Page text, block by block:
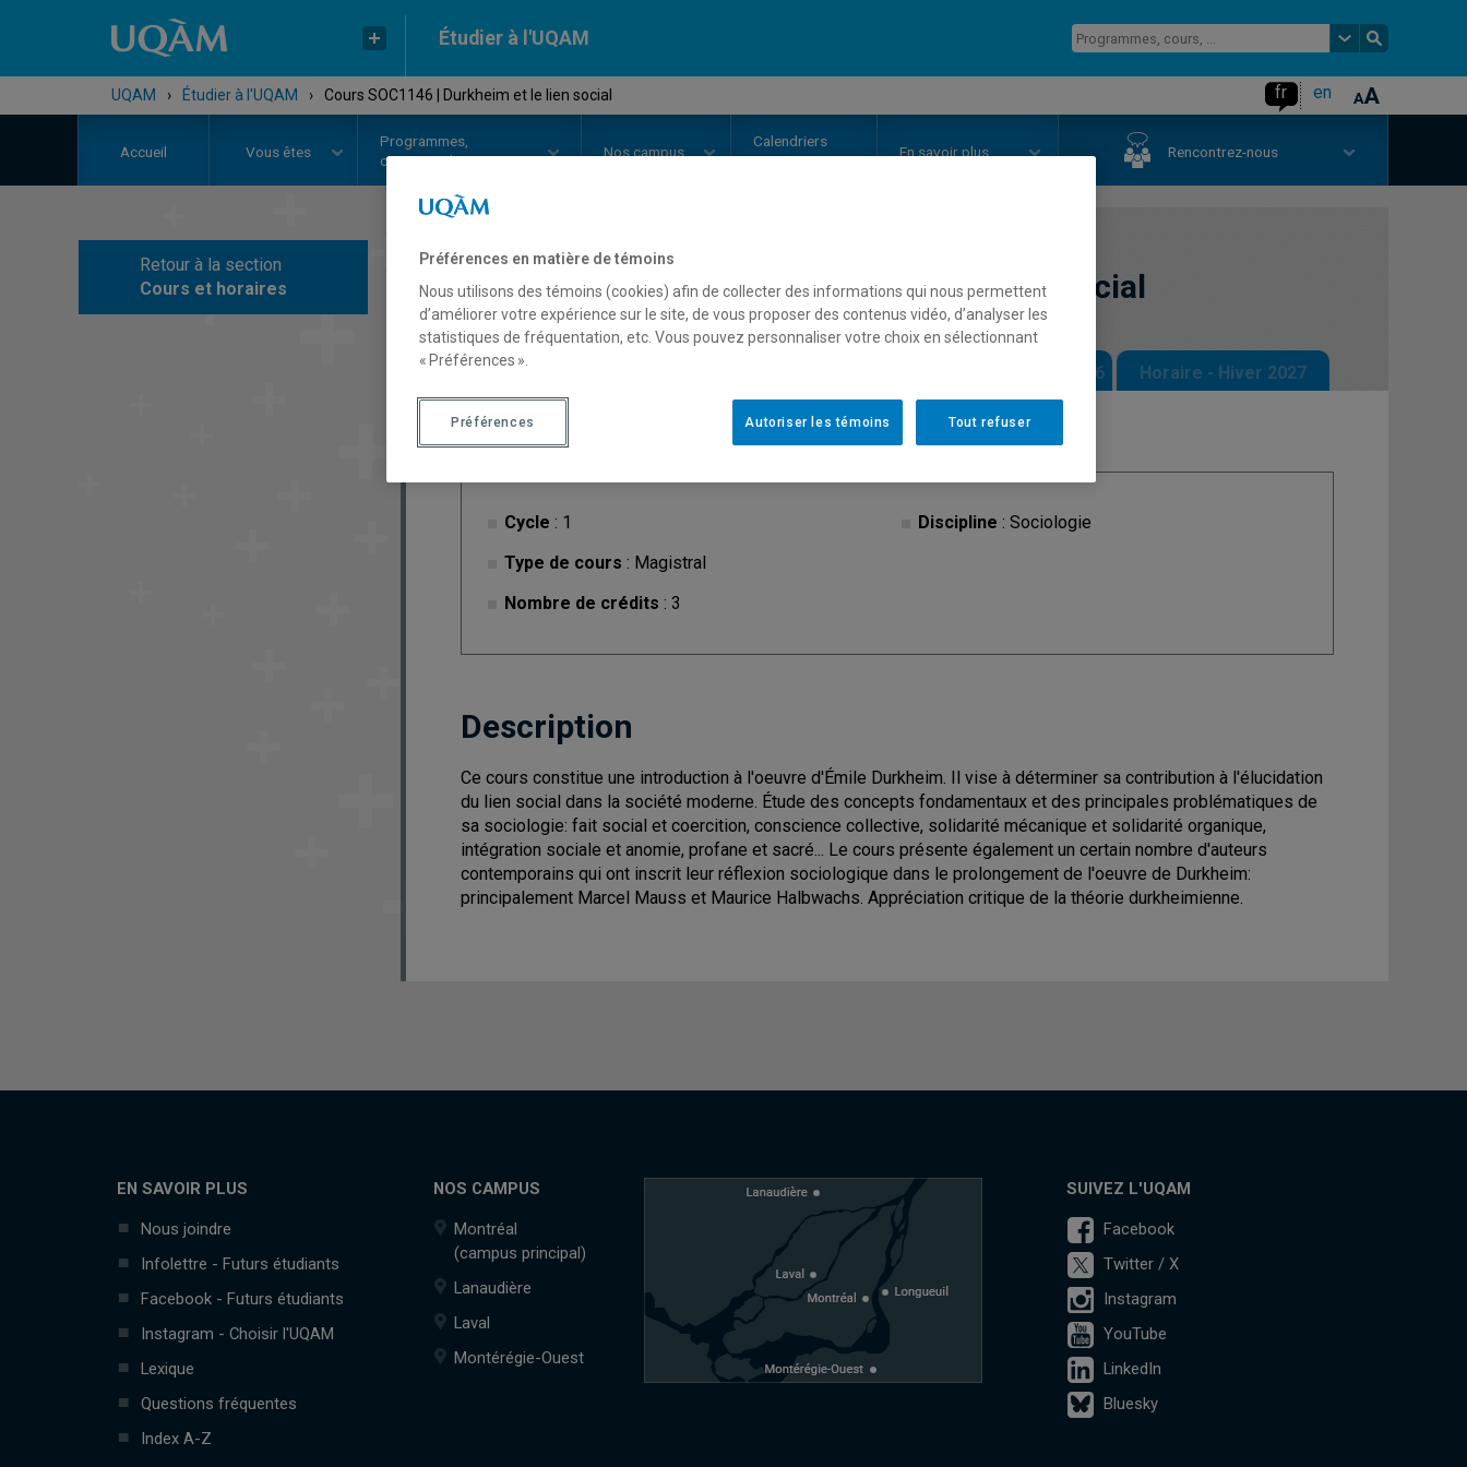
Étudier à l'UQAM
UQAM › Étudier à l'UQAM › Cours SOC1146 | Durkheim et le lien social fr en
Accueil Vous êtes
Programmes,
cours et admission
Nos campus
Calendriers
universitaires
En savoir plus Rencontrez-nous
Retour à la section
Cours et horaires
COURS// SOC1146-Durkheim et le lien social
Description Horaire - Automne 2026 Horaire - Hiver 2027
Cycle : 1
Type de cours : Magistral
Nombre de crédits : 3
Discipline : Sociologie
Description
Ce cours constitue une introduction à l'oeuvre d'Émile Durkheim. Il vise à déterminer sa contribution à l'élucidation
du lien social dans la société moderne. Étude des concepts fondamentaux et des principales problématiques de
sa sociologie: fait social et coercition, conscience collective, solidarité mécanique et solidarité organique,
intégration sociale et anomie, profane et sacré... Le cours présente également un certain nombre d'auteurs
contemporains qui ont inscrit leur réflexion sociologique dans le prolongement de l'oeuvre de Durkheim:
principalement Marcel Mauss et Maurice Halbwachs. Appréciation critique de la théorie durkheimienne.
EN SAVOIR PLUS
Nous joindre
Infolettre - Futurs étudiants
Facebook - Futurs étudiants
Instagram - Choisir l'UQAM
Lexique
Questions fréquentes
Index A-Z
NOS CAMPUS
Montréal
(campus principal)
Lanaudière
Laval
Montérégie-Ouest
SUIVEZ L'UQAM
Facebook
Twitter / X
Instagram
YouTube
LinkedIn
Bluesky
Préférences en matière de témoins
Nous utilisons des témoins (cookies) afin de collecter des informations qui nous permettent
d’améliorer votre expérience sur le site, de vous proposer des contenus vidéo, d’analyser les
statistiques de fréquentation, etc. Vous pouvez personnaliser votre choix en sélectionnant
« Préférences ».
Tout refuser
Autoriser les témoins
Préférences